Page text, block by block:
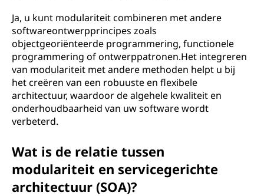
Ja, u kunt modulariteit combineren met andere
softwareontwerpprincipes zoals
objectgeoriënteerde programmering, functionele
programmering of ontwerppatronen.Het integreren
van modulariteit met andere methoden helpt u bij
het creëren van een robuuste en flexibele
architectuur, waardoor de algehele kwaliteit en
onderhoudbaarheid van uw software wordt
verbeterd.
Wat is de relatie tussen
modulariteit en servicegerichte
architectuur (SOA)?